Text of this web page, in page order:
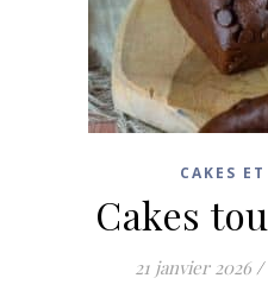
CAKES
Cakes
21 janvier 2026 /